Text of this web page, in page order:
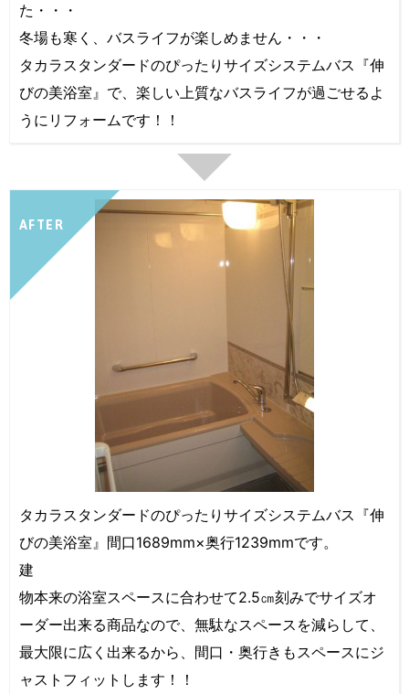
た・・・
冬場も寒く、バスライフが楽しめません・・・
タカラスタンダードのぴったりサイズシステムバス『伸
びの美浴室』で、楽しい上質なバスライフが過ごせるよ
うにリフォームです！！
AFTER
タカラスタンダードのぴったりサイズシステムバス『伸
びの美浴室』間口1689mm×奥行1239mmです。
建
物本来の浴室スペースに合わせて2.5㎝刻みでサイズオ
ーダー出来る商品なので、無駄なスペースを減らして、
最大限に広く出来るから、間口・奥行きもスペースにジ
ャストフィットします！！